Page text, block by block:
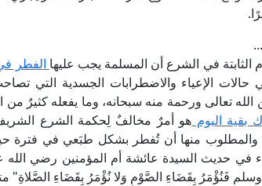
الثابتة في الشرع أن المسلمة يجب عليها الفطر
حالات الإعياء والاضطرابات الجسدية التي
تعالى ورحمة منه سبحانه، وما يفعله كثيرٌ
بقية اليوم هو أمرٌ مخالفٌ لِحكمة الشرع
والمطلوب منها أن تُفطر بشكل طبَعي في فترة
في حديث السيدة عائشة أم المؤمنين رضي الله
وسلم فَنُؤْمَرُ بِقَضَاءِ الصَّوْمِ وَلا نُؤْمَرُ بِقَضَاءِ الصَّلاةِ"